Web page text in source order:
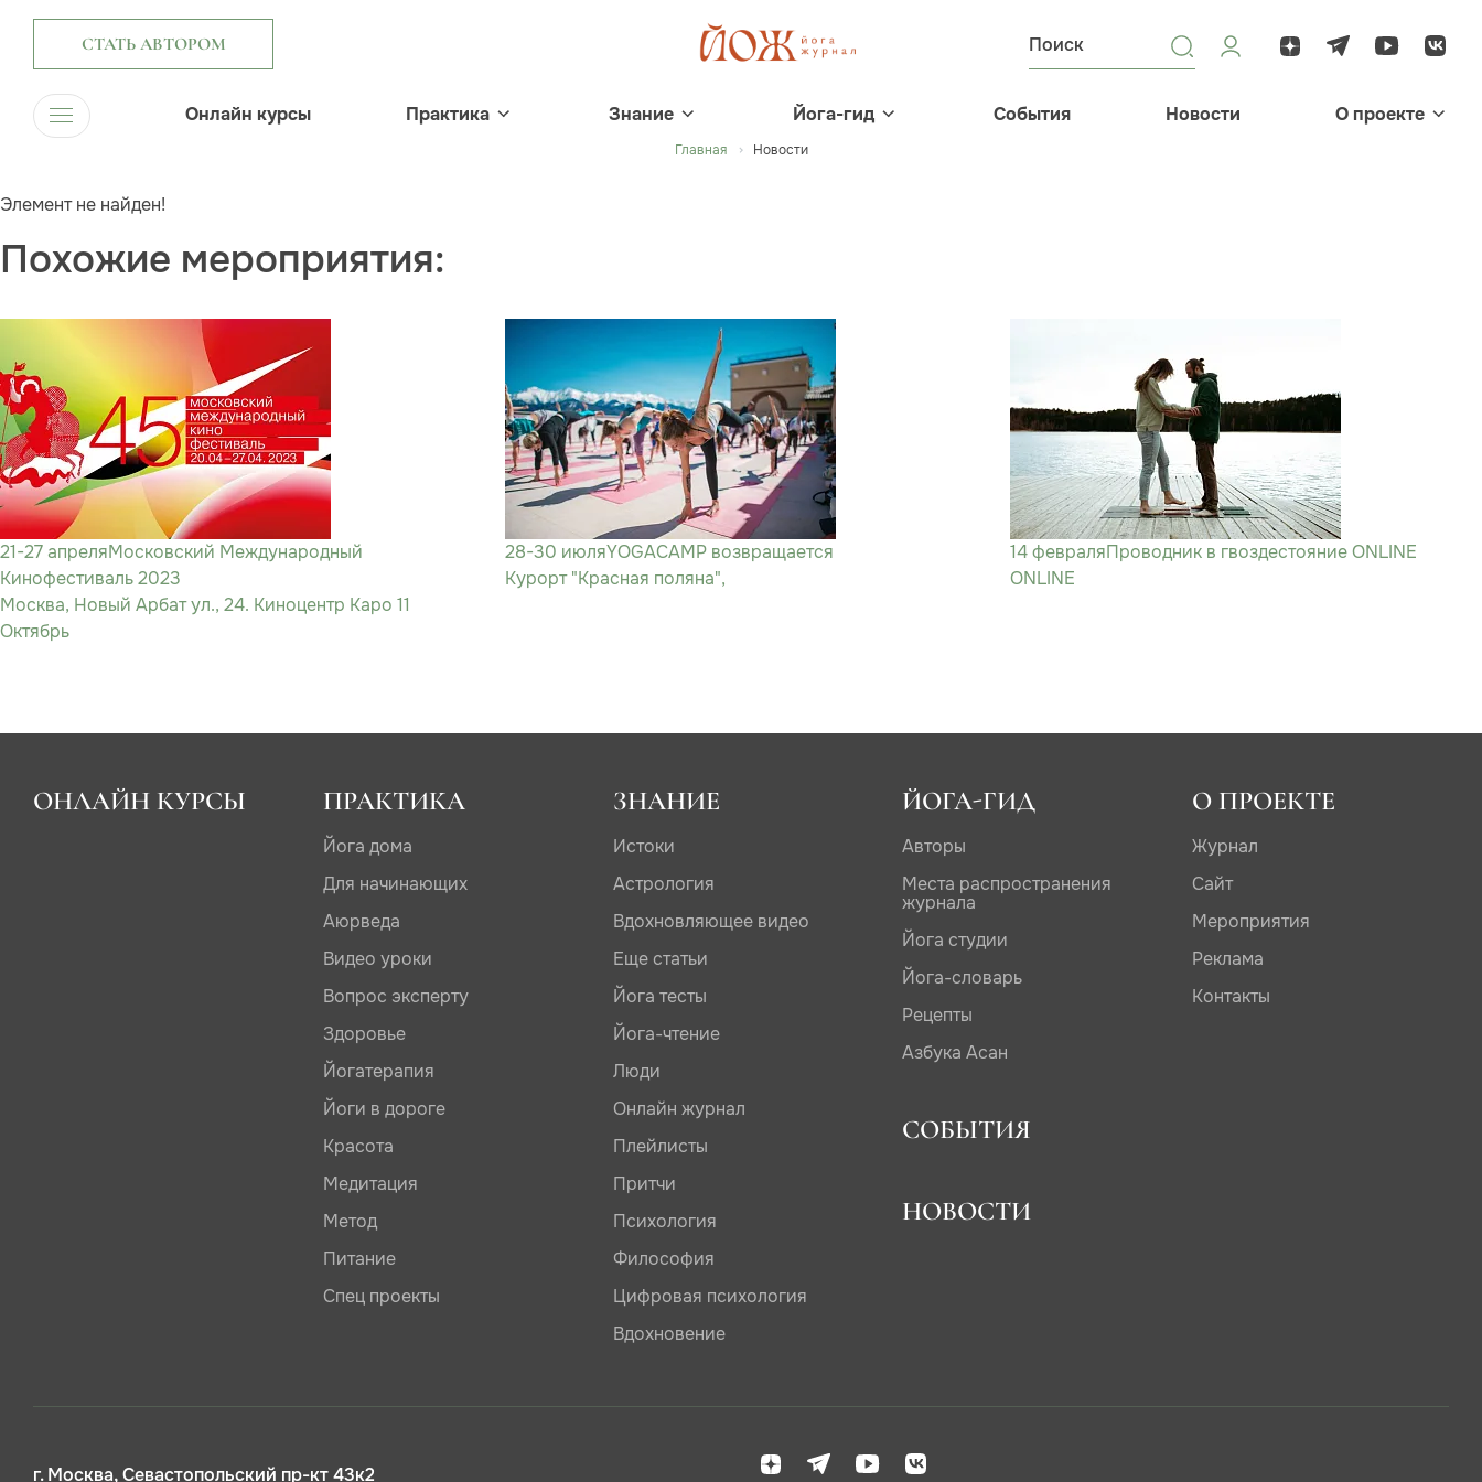
СТАТЬ АВТОРОМ
Онлайн курсы Практика Знание Йога-гид События Новости О проекте
Главная Новости
Элемент не найден!
Похожие мероприятия:
21-27 апреляМосковский Международный
Кинофестиваль 2023
Москва, Новый Арбат ул., 24. Киноцентр Каро 11
Октябрь
28-30 июляYOGACAMP возвращается
Курорт "Красная поляна",
14 февраляПроводник в гвоздестояние ONLINE
ONLINE
ОНЛАЙН КУРСЫ ПРАКТИКА
Йога дома
Для начинающих
Аюрведа
Видео уроки
Вопрос эксперту
Здоровье
Йогатерапия
Йоги в дороге
Красота
Медитация
Метод
Питание
Спец проекты
ЗНАНИЕ
Истоки
Астрология
Вдохновляющее видео
Еще статьи
Йога тесты
Йога-чтение
Люди
Онлайн журнал
Плейлисты
Притчи
Психология
Философия
Цифровая психология
Вдохновение
ЙОГА-ГИД
Авторы
Места распространения
журнала
Йога студии
Йога-словарь
Рецепты
Азбука Асан
СОБЫТИЯ
НОВОСТИ
О ПРОЕКТЕ
Журнал
Сайт
Мероприятия
Реклама
Контакты
г. Москва, Севастопольский пр-кт 43к2